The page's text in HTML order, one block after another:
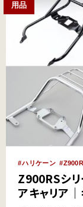
用品
ハリケーン
Z900RSシリ
アキャリア